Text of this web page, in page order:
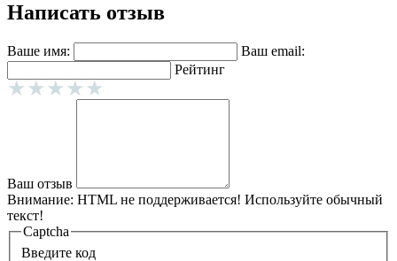
Написать отзыв
Ваше имя:
Ваш email:
Рейтинг
Ваш отзыв
Внимание: HTML не поддерживается! Используйте обычный
текст!
Captcha
Введите код